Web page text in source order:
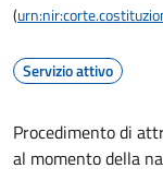
(
Servizio attivo
Procedimento di
al momento della